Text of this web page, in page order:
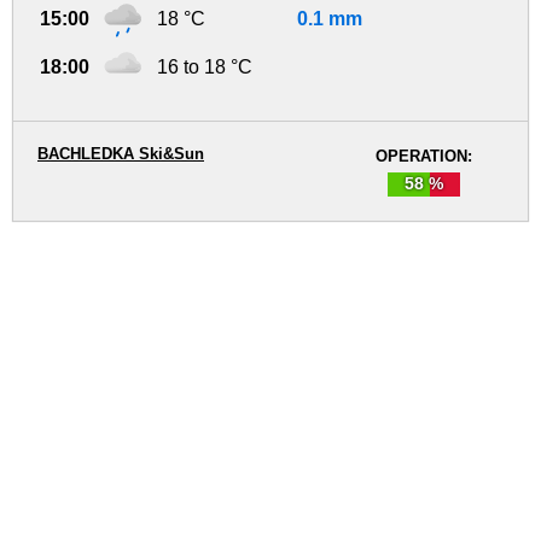
15:00 18 °C 0.1 mm
18:00 16 to 18 °C
OPERATION:
58 %
BACHLEDKA Ski&Sun